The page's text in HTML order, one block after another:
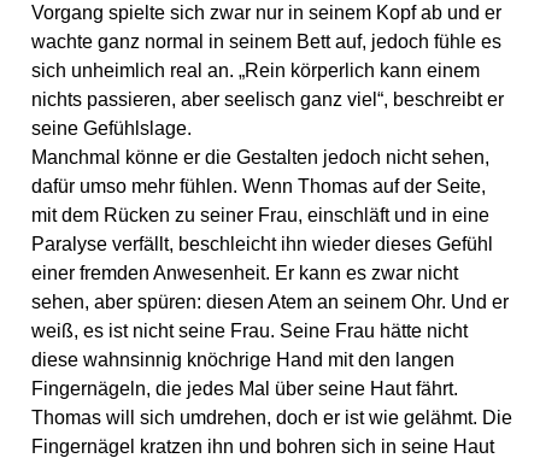
Vorgang spielte sich zwar nur in seinem Kopf ab und er
wachte ganz normal in seinem Bett auf, jedoch fühle es
sich unheimlich real an. „Rein körperlich kann einem
nichts passieren, aber seelisch ganz viel“, beschreibt er
seine Gefühlslage.
Manchmal könne er die Gestalten jedoch nicht sehen,
dafür umso mehr fühlen. Wenn Thomas auf der Seite,
mit dem Rücken zu seiner Frau, einschläft und in eine
Paralyse verfällt, beschleicht ihn wieder dieses Gefühl
einer fremden Anwesenheit. Er kann es zwar nicht
sehen, aber spüren: diesen Atem an seinem Ohr. Und er
weiß, es ist nicht seine Frau. Seine Frau hätte nicht
diese wahnsinnig knöchrige Hand mit den langen
Fingernägeln, die jedes Mal über seine Haut fährt.
Thomas will sich umdrehen, doch er ist wie gelähmt. Die
Fingernägel kratzen ihn und bohren sich in seine Haut